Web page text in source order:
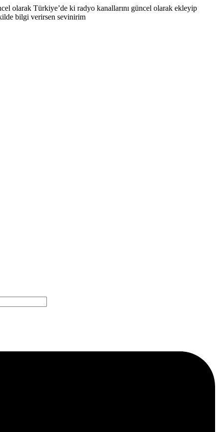
olarak Türkiye’de ki radyo kanallarını güncel olarak ekleyip
bilgi verirsen sevinirim